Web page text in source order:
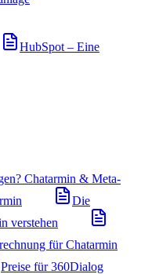
HubSpot – Eine
Chatarmin & Meta-
Die
verstehen
für Chatarmin
Preise für 360Dialog